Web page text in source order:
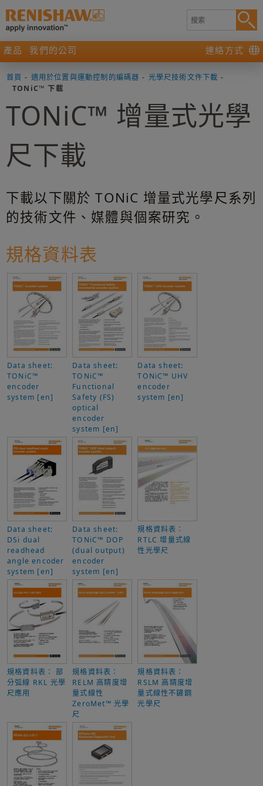
產品 我們的公司 連絡方式
首頁 - 適用於位置與運動控制的編碼器 - 光學尺技術文件下載 -
TONiC™ 下載
TONiC™ 增量式光學
尺下載
下載以下關於 TONiC 增量式光學尺系列
的技術文件、媒體與個案研究。
規格資料表
Data sheet:
TONiC™
encoder
system [en]
Data sheet:
TONiC™
Functional
Safety (FS)
optical
encoder
system [en]
Data sheet:
TONiC™ UHV
encoder
system [en]
Data sheet:
DSi dual
readhead
angle encoder
system [en]
Data sheet:
TONiC™ DOP
(dual output)
encoder
system [en]
規格資料表：
RTLC 增量式線
性光學尺
規格資料表： 部
分弧線 RKL 光學
尺應用
規格資料表：
RELM 高精度增
量式線性
ZeroMet™ 光學
尺
規格資料表：
RSLM 高精度增
量式線性不鏽鋼
光學尺